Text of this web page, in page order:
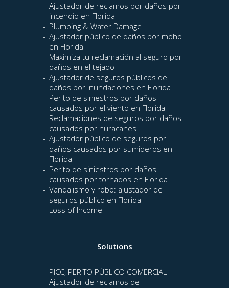
Ajustador de reclamos por daños por
incendio en Florida
Plumbing & Water Damage
Ajustador público de daños por moho
en Florida
Maximiza tu reclamación al seguro por
daños en el tejado
Ajustador de seguros públicos de
daños por inundaciones en Florida
Perito de siniestros por daños
causados por el viento en Florida
Reclamaciones de seguros por daños
causados por huracanes
Ajustador público de seguros por
daños causados por sumideros en
Florida
Perito de siniestros por daños
causados por tornados en Florida
Vandalismo y robo: ajustador de
seguros público en Florida
Loss of Income
Solutions
PICC, PERITO PÚBLICO COMERCIAL
Ajustador de reclamos de